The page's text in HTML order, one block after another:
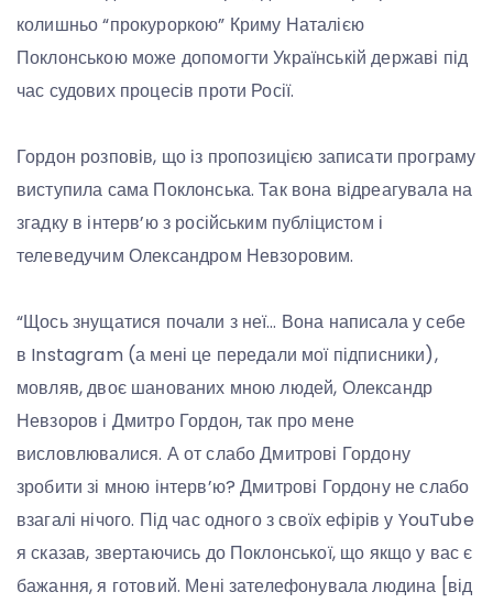
колишньо “прокуроркою” Криму Наталією
Поклонською може допомогти Українській державі під
час судових процесів проти Росії.
Гордон розповів, що із пропозицією записати програму
виступила сама Поклонська. Так вона відреагувала на
згадку в інтерв’ю з російським публіцистом і
телеведучим Олександром Невзоровим.
“Щось знущатися почали з неї… Вона написала у себе
в Instagram (а мені це передали мої підписники),
мовляв, двоє шанованих мною людей, Олександр
Невзоров і Дмитро Гордон, так про мене
висловлювалися. А от слабо Дмитрові Гордону
зробити зі мною інтерв’ю? Дмитрові Гордону не слабо
взагалі нічого. Під час одного з своїх ефірів у YouTube
я сказав, звертаючись до Поклонської, що якщо у вас є
бажання, я готовий. Мені зателефонувала людина [від